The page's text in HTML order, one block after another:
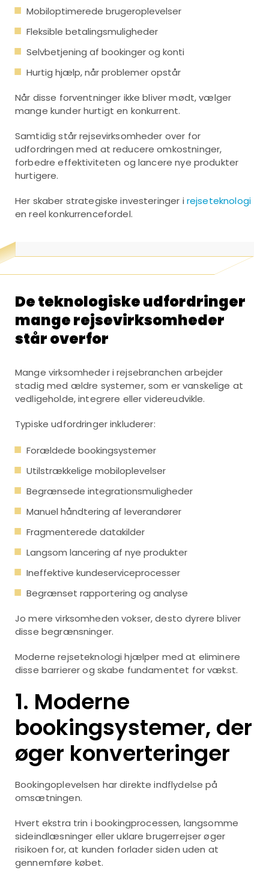
Mobiloptimerede brugeroplevelser
Fleksible betalingsmuligheder
Selvbetjening af bookinger og konti
Hurtig hjælp, når problemer opstår
Når disse forventninger ikke bliver mødt, vælger
mange kunder hurtigt en konkurrent.
Samtidig står rejsevirksomheder over for
udfordringen med at reducere omkostninger,
forbedre effektiviteten og lancere nye produkter
hurtigere.
Her skaber strategiske investeringer i rejseteknologi
en reel konkurrencefordel.
De teknologiske udfordringer
mange rejsevirksomheder
står overfor
Mange virksomheder i rejsebranchen arbejder
stadig med ældre systemer, som er vanskelige at
vedligeholde, integrere eller videreudvikle.
Typiske udfordringer inkluderer:
Forældede bookingsystemer
Utilstrækkelige mobiloplevelser
Begrænsede integrationsmuligheder
Manuel håndtering af leverandører
Fragmenterede datakilder
Langsom lancering af nye produkter
Ineffektive kundeserviceprocesser
Begrænset rapportering og analyse
Jo mere virksomheden vokser, desto dyrere bliver
disse begrænsninger.
Moderne rejseteknologi hjælper med at eliminere
disse barrierer og skabe fundamentet for vækst.
1. Moderne
bookingsystemer, der
øger konverteringer
Bookingoplevelsen har direkte indflydelse på
omsætningen.
Hvert ekstra trin i bookingprocessen, langsomme
sideindlæsninger eller uklare brugerrejser øger
risikoen for, at kunden forlader siden uden at
gennemføre købet.